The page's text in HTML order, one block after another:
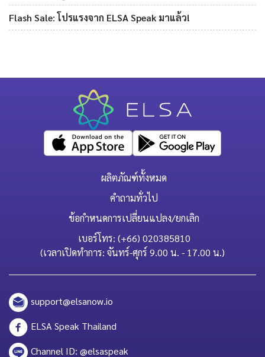
Flash Sale: โปรแรงจาก ELSA Speak มาแล้ว!
ผลิตภัณฑ์ทั้งหมด
คำถามทั่วไป
ข้อกำหนดการเปลี่ยนแปลง/ยกเลิก
เบอร์โทร: (+66) 020385810
(เวลาเปิดทำการ: จันทร์-ศุกร์ 9.00 น. - 17.00 น.)
support@elsanow.io
ELSA Speak Thailand
Channel ID: @elsaspeak